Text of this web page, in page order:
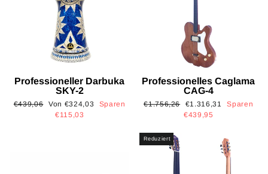
Professioneller Darbuka
SKY-2
Normaler
€439,06 Sonderpreis
Von €324,03
Sparen
€115,03
Professionelles Caglama
CAG-4
Normaler
€1.756,26 Sonderpreis
€1.316,31
Sparen
€439,95
Reduziert